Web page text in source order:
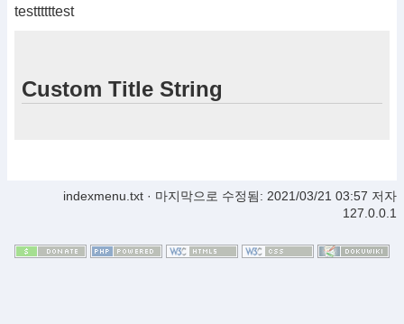
testtttttest
Custom Title String
indexmenu.txt · 마지막으로 수정됨: 2021/03/21 03:57 저자
127.0.0.1